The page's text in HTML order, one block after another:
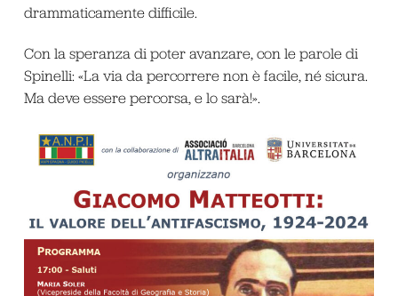
drammaticamente difficile.
Con la speranza di poter avanzare, con le parole di
Spinelli: «La via da percorrere non è facile, né sicura.
Ma deve essere percorsa, e lo sarà!».